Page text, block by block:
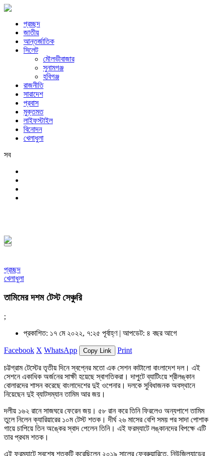
প্রচ্ছদ
জাতীয়
আন্তর্জাতিক
সিলেট
মৌলভীবাজার
সুনামগঞ্জ
হবিগঞ্জ
রাজনীতি
সারাদেশ
প্রবাস
মুক্তমত
লাইফস্টাইল
বিনোদন
খেলাধুলা
সব
প্রচ্ছদ
খেলাধুলা
তামিমের দশম টেস্ট সেঞ্চুরি
;
প্রকাশিত: ১৭ মে ২০২২, ৭:২৫ পূর্বাহ্ণ | আপডেট: ৪ বছর আগে
Facebook X WhatsApp Copy Link Print
চট্টগ্রাম টেস্টের তৃতীয় দিনে স্বপ্নের মতো এক সেশন কাটালো বাংলাদেশ দল। এই
সেশনে একাধিক অর্জনের সাক্ষী হয়েছে স্বাগতিকরা। দাপুটে ব্যাটিংয়ে শ্রীলঙ্কান
বোলারদের শাসন করেছে বাংলাদেশের দুই ওপেনার। দলকে সুবিধাজনক অবস্থানে
নিয়েছেন দুই ব্যাটসম্যান তামিম আর জয়।
দলীয় ১৬২ রানে সাজঘরে ফেরেন জয়। ৫৮ রান করে তিনি ফিরলেও অন্যপাশে তামিম
তুলে নিলেন ক্যারিয়ারের ১০ম টেস্ট শতক। দীর্ঘ ২৬ মাসের বেশি সময় পর সাদা পোশাক
গায়ে চাপিয়ে তিন অঙ্কের স্বাদ পেলেন তিনি। এই ফরম্যাটে লঙ্কানদের বিপক্ষে এটি
তার প্রথম শতক।
এই ফরম্যাটে সবশেষ শতকটি করেছিলেন ২০১৯ সালের ফেব্রুয়ারিতে, নিউজিল্যান্ডের